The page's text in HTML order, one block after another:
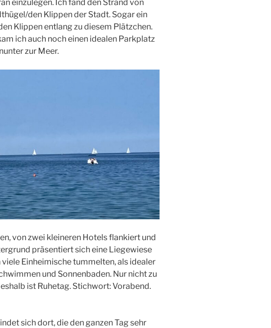
einzulegen. Ich fand den Strand von
den Klippen der Stadt. Sogar ein
Klippen entlang zu diesem Plätzchen.
ich auch noch einen idealen Parkplatz
zur Meer.
von zwei kleineren Hotels flankiert und
präsentiert sich eine Liegewiese
viele Einheimische tummelten, als idealer
und Sonnenbaden. Nur nicht zu
ist Ruhetag. Stichwort: Vorabend.
sich dort, die den ganzen Tag sehr